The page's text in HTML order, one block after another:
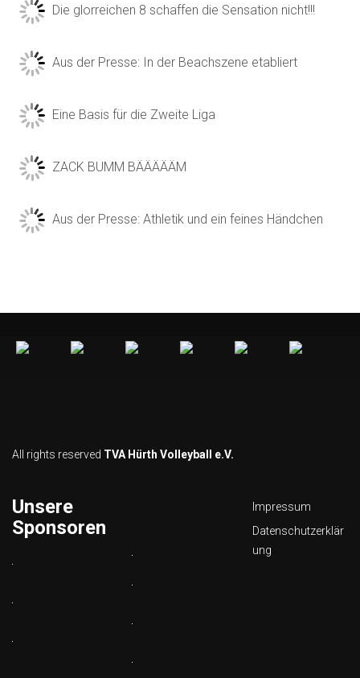
Die glorreichen 8 schaffen die Sensation nicht!!!
Aus der Presse: In der Beachszene etabliert
Eine Basis für die Zweite Liga
ZACK BUMM BÄÄÄÄÄM
Aus der Presse: Athletik und ein feines Händchen
All rights reserved TVA Hürth Volleyball e.V.
Unsere
Sponsoren
Impressum
Datenschutzerklär
ung